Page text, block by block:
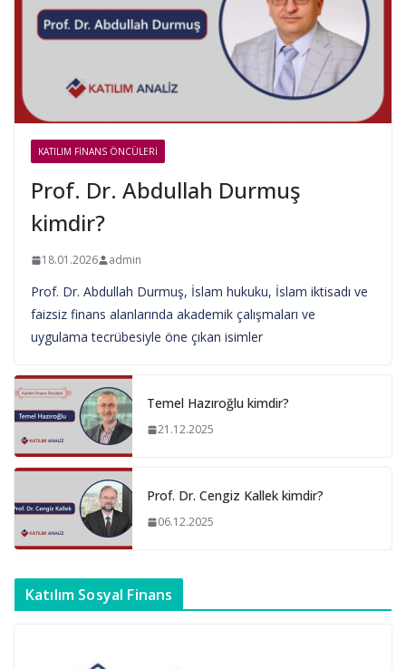
KATILIM FINANS ÖNCÜLERI
Prof. Dr. Abdullah Durmuş
kimdir?
18.01.2026 admin
Prof. Dr. Abdullah Durmuş, İslam hukuku, İslam iktisadı ve
faizsiz finans alanlarında akademik çalışmaları ve
uygulama tecrübesiyle öne çıkan isimler
Temel Hazıroğlu kimdir?
21.12.2025
Prof. Dr. Cengiz Kallek kimdir?
06.12.2025
Katılım Sosyal Finans